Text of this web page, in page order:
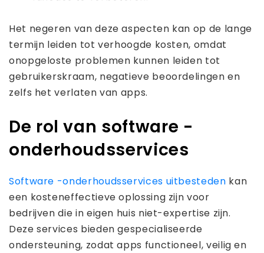
Het negeren van deze aspecten kan op de lange
termijn leiden tot verhoogde kosten, omdat
onopgeloste problemen kunnen leiden tot
gebruikerskraam, negatieve beoordelingen en
zelfs het verlaten van apps.
De rol van software -
onderhoudsservices
Software -onderhoudsservices uitbesteden kan
een kosteneffectieve oplossing zijn voor
bedrijven die in eigen huis niet-expertise zijn.
Deze services bieden gespecialiseerde
ondersteuning, zodat apps functioneel, veilig en